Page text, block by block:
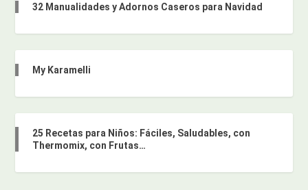
32 Manualidades y Adornos Caseros para Navidad
My Karamelli
25 Recetas para Niños: Fáciles, Saludables, con
Thermomix, con Frutas…